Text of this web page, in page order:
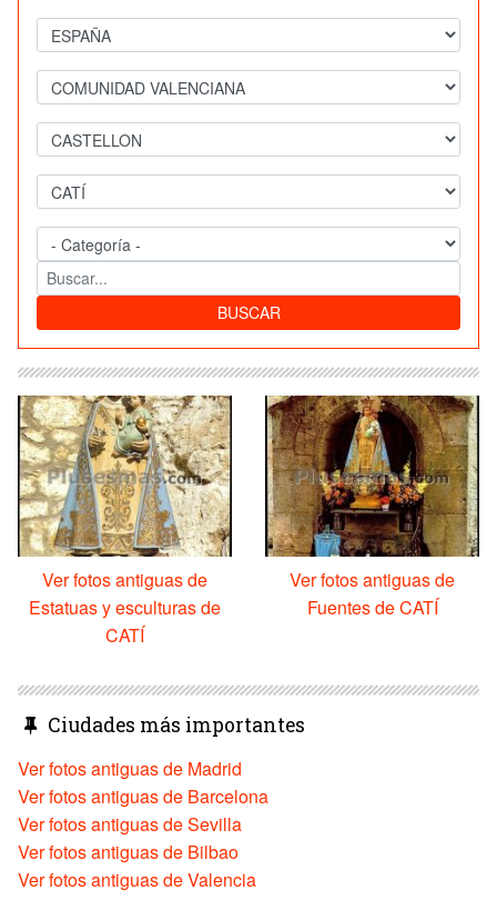
BUSCAR
Ver fotos antiguas de
Estatuas y esculturas de
CATÍ
Ver fotos antiguas de
Fuentes de CATÍ
Ciudades más importantes
Ver fotos antiguas de Madrid
Ver fotos antiguas de Barcelona
Ver fotos antiguas de Sevilla
Ver fotos antiguas de Bilbao
Ver fotos antiguas de Valencia